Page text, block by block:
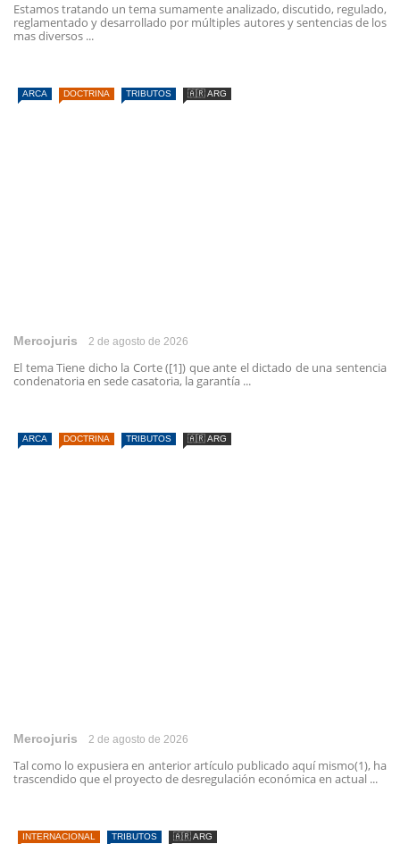
Estamos tratando un tema sumamente analizado, discutido, regulado,
reglamentado y desarrollado por múltiples autores y sentencias de los
mas diversos ...
ARCA DOCTRINA TRIBUTOS 🇦🇷 ARG
Mercojuris 2 de agosto de 2026
El tema Tiene dicho la Corte ([1]) que ante el dictado de una sentencia
condenatoria en sede casatoria, la garantía ...
ARCA DOCTRINA TRIBUTOS 🇦🇷 ARG
Mercojuris 2 de agosto de 2026
Tal como lo expusiera en anterior artículo publicado aquí mismo(1), ha
trascendido que el proyecto de desregulación económica en actual ...
INTERNACIONAL TRIBUTOS 🇦🇷 ARG